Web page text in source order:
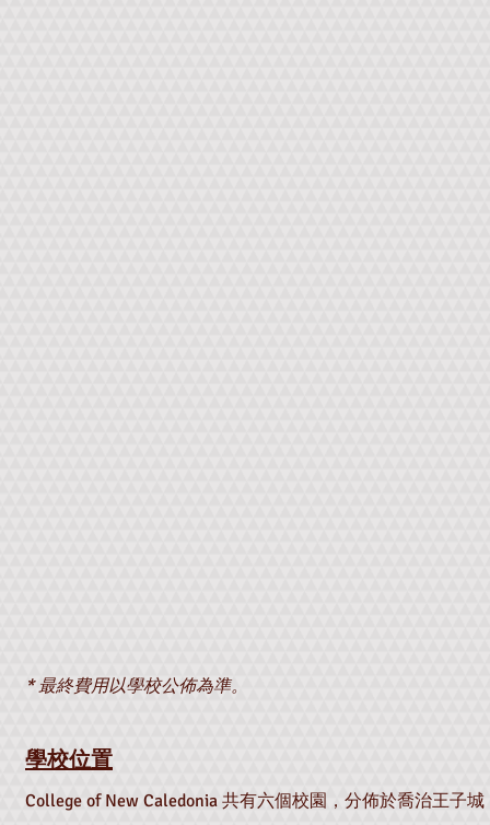
* 最終費用以學校公佈為準。
學校位置
College of New Caledonia 共有六個校園，分佈於喬治王子城